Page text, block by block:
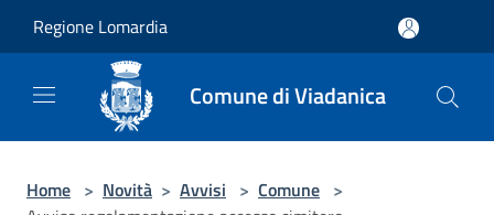
Regione Lomardia
Comune di Viadanica
Home > Novità > Avvisi > Comune >